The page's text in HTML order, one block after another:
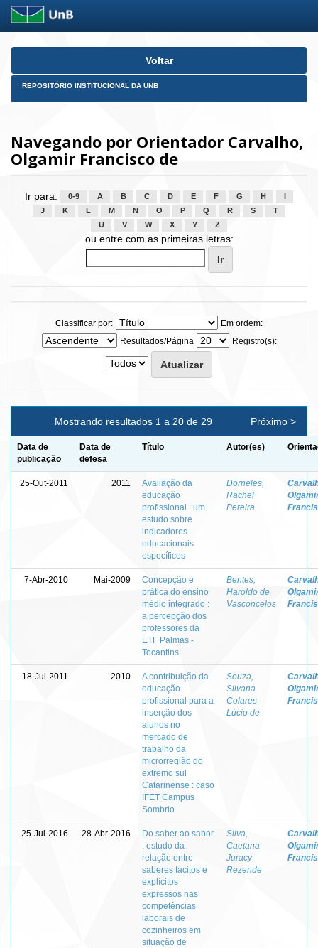
Skip
Voltar
REPOSITÓRIO INSTITUCIONAL DA UNB
Navegando por Orientador Carvalho,
Olgamir Francisco de
Ir para: 0-9 A B C D E F G H
J
K L M N O P Q R S
T
U
V W X Y Z
ou entre com as primeiras letras:
Classificar por:
Em ordem:
Resultados/Página
Registro(s):
Mostrando resultados 1 a 20 de 29 Próximo >
Data de
publicação
Data de
defesa
Título Autor(es)
25-Out-2011 2011
Avaliação da
educação
profissional : um
estudo sobre
indicadores
educacionais
específicos
Dorneles,
Rachel
Pereira
7-Abr-2010 Mai-2009
Concepção e
prática do ensino
médio integrado :
a percepção dos
professores da
ETF Palmas -
Tocantins
Bentes,
Haroldo de
Vasconcelos
18-Jul-2011 2010
A contribuição da
educação
profissional para a
inserção dos
alunos no
mercado de
trabalho da
microrregião do
extremo sul
Catarinense : caso
IFET Campus
Sombrio
Souza,
Silvana
Colares
Lúcio de
25-Jul-2016 28-Abr-2016
Do saber ao sabor
: estudo da
relação entre
saberes tácitos e
explícitos
expressos nas
competências
laborais de
cozinheiros em
situação de
Silva,
Caetana
Juracy
Rezende